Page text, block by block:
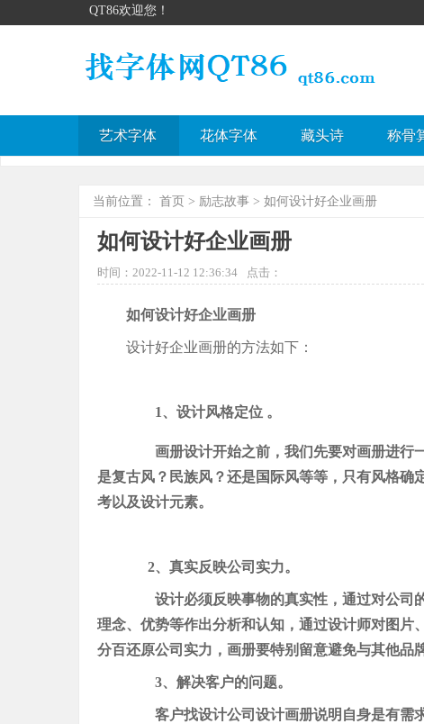
QT86欢迎您！
艺术字体 花体字体 藏头诗 称骨
当前位置： 首页 > 励志故事 > 如何设计好企业画册
如何设计好企业画册
时间：2022-11-12 12:36:34 点击：
如何设计好企业画册
设计好企业画册的方法如下：
1、设计风格定位 。
画册设计开始之前，我们先要对画册进行
是复古风？民族风？还是国际风等等，只有风格
考以及设计元素。
2、真实反映公司实力。
设计必须反映事物的真实性，通过对公司的
理念、优势等作出分析和认知，通过设计师对图
分百还原公司实力，画册要特别留意避免与其他品
3、解决客户的问题。
客户找设计公司设计画册说明自身是有需